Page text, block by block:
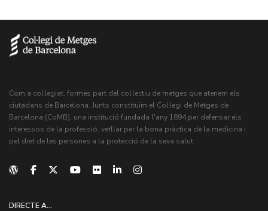
Com a col·legiat, formes part del col·lectiu de metges que atenem els
ciutadans de Barcelona. Junts constituïm el Col·legi de Metges de
Barcelona (CoMB), una institució fundada l'any 1894 per defensar els
interessos de la professió, vetllar per la bona pràctica de la medicina i
pel dret de les persones a la protecció de la seva salut.
DIRECTE A...